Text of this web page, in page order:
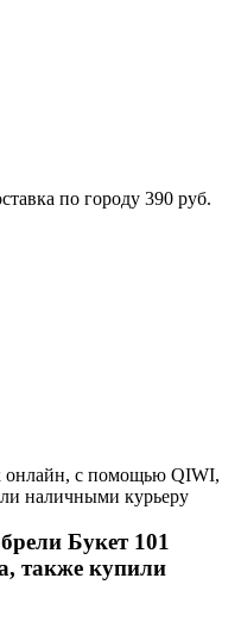
по городу 390 руб.
онлайн, с помощью QIWI,
наличными курьеру
Букет 101
также купили